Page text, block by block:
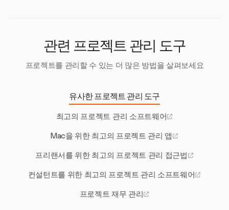
관련 프로젝트 관리 도구
프로젝트를 관리할 수 있는 더 많은 방법을 살펴보세요
유사한 프로젝트 관리 도구
최고의 프로젝트 관리 소프트웨어
Mac을 위한 최고의 프로젝트 관리 앱
프리랜서를 위한 최고의 프로젝트 관리 접근법
컨설턴트를 위한 최고의 프로젝트 관리 소프트웨어
프로젝트 재무 관리